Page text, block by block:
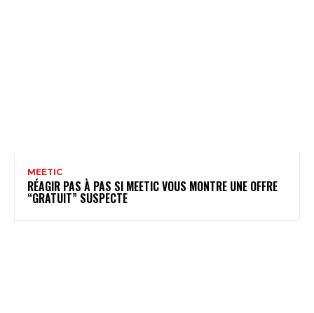
MEETIC
RÉAGIR PAS À PAS SI MEETIC VOUS MONTRE UNE OFFRE
“GRATUIT” SUSPECTE